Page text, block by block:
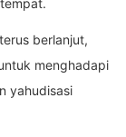
berlanjut,
menghadapi
yahudisasi